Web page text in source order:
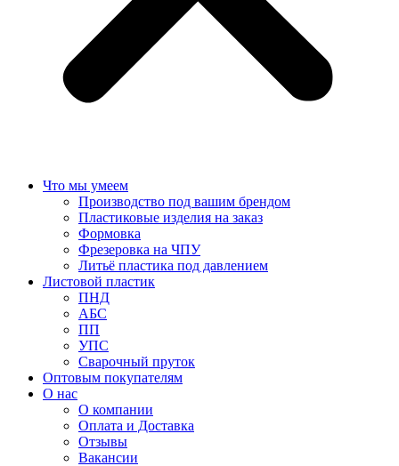
Что мы умеем
Производство под вашим брендом
Пластиковые изделия на заказ
Формовка
Фрезеровка на ЧПУ
Литьё пластика под давлением
Листовой пластик
ПНД
АБС
ПП
УПС
Сварочный пруток
Оптовым покупателям
О нас
О компании
Оплата и Доставка
Отзывы
Вакансии